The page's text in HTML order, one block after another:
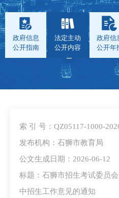
政府信息
公开指南
法定主动
公开内容
政府信
公开年
索 引 号：QZ05117-1000-
发布机构：石狮市教育局
公文生成日期：2026-06-12
标题：石狮市招生考试委员
中招生工作意见的通知